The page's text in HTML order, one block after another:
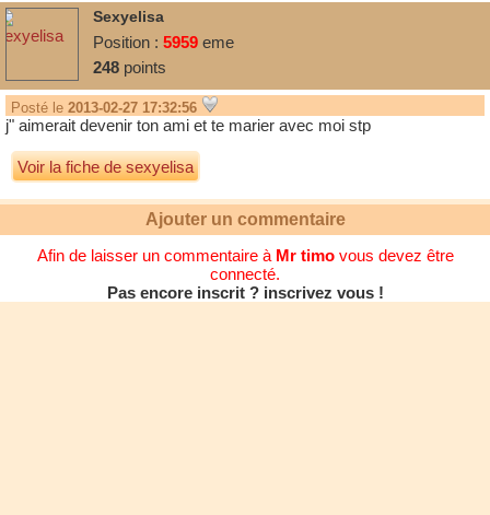
Sexyelisa
Position : 5959 eme
248 points
Posté le 2013-02-27 17:32:56
j" aimerait devenir ton ami et te marier avec moi stp
Voir la fiche de sexyelisa
Ajouter un commentaire
Afin de laisser un commentaire à Mr timovous devez être
connecté.
Pas encore inscrit ? inscrivez vous !